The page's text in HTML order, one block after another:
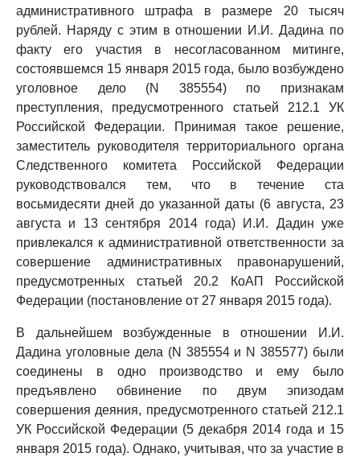
административного штрафа в размере 20 тысяч
рублей. Наряду с этим в отношении И.И. Дадина по
факту его участия в несогласованном митинге,
состоявшемся 15 января 2015 года, было возбуждено
уголовное дело (N 385554) по признакам
преступления, предусмотренного статьей 212.1 УК
Российской Федерации. Принимая такое решение,
заместитель руководителя территориального органа
Следственного комитета Российской Федерации
руководствовался тем, что в течение ста
восьмидесяти дней до указанной даты (6 августа, 23
августа и 13 сентября 2014 года) И.И. Дадин уже
привлекался к административной ответственности за
совершение административных правонарушений,
предусмотренных статьей 20.2 КоАП Российской
Федерации (постановление от 27 января 2015 года).
В дальнейшем возбужденные в отношении И.И.
Дадина уголовные дела (N 385554 и N 385577) были
соединены в одно производство и ему было
предъявлено обвинение по двум эпизодам
совершения деяния, предусмотренного статьей 212.1
УК Российской Федерации (5 декабря 2014 года и 15
января 2015 года). Однако, учитывая, что за участие в